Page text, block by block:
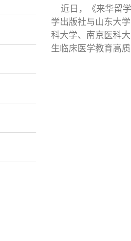
近日，《来华留学
学出版社与山东大
科大学、南京医科
生临床医学教育高质